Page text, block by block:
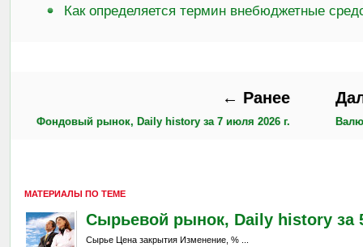
Как определяется термин внебюджетные
← Ранее
Фондовый рынок, Daily history за 7 июля 2026 г.
МАТЕРИАЛЫ ПО ТЕМЕ
Сырьевой рынок, Daily history за 5
Сырье Цена закрытия Изменение, % ...